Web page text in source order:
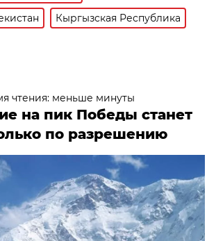
Кыргызская Республика
чтения: меньше минуты
на пик Победы станет
по разрешению